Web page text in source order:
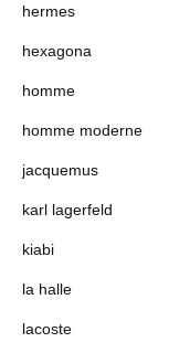
hermes
hexagona
homme
homme moderne
jacquemus
karl lagerfeld
kiabi
la halle
lacoste